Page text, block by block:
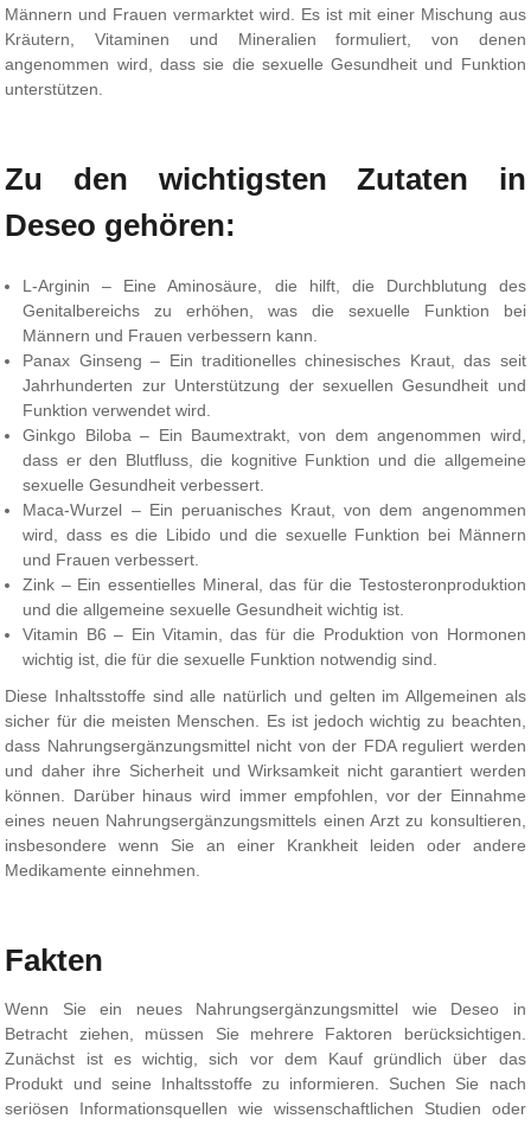
Männern und Frauen vermarktet wird. Es ist mit einer Mischung aus
Kräutern, Vitaminen und Mineralien formuliert, von denen
angenommen wird, dass sie die sexuelle Gesundheit und Funktion
unterstützen.
Zu den wichtigsten Zutaten in
Deseo gehören:
L-Arginin – Eine Aminosäure, die hilft, die Durchblutung des
Genitalbereichs zu erhöhen, was die sexuelle Funktion bei
Männern und Frauen verbessern kann.
Panax Ginseng – Ein traditionelles chinesisches Kraut, das seit
Jahrhunderten zur Unterstützung der sexuellen Gesundheit und
Funktion verwendet wird.
Ginkgo Biloba – Ein Baumextrakt, von dem angenommen wird,
dass er den Blutfluss, die kognitive Funktion und die allgemeine
sexuelle Gesundheit verbessert.
Maca-Wurzel – Ein peruanisches Kraut, von dem angenommen
wird, dass es die Libido und die sexuelle Funktion bei Männern
und Frauen verbessert.
Zink – Ein essentielles Mineral, das für die Testosteronproduktion
und die allgemeine sexuelle Gesundheit wichtig ist.
Vitamin B6 – Ein Vitamin, das für die Produktion von Hormonen
wichtig ist, die für die sexuelle Funktion notwendig sind.
Diese Inhaltsstoffe sind alle natürlich und gelten im Allgemeinen als
sicher für die meisten Menschen. Es ist jedoch wichtig zu beachten,
dass Nahrungsergänzungsmittel nicht von der FDA reguliert werden
und daher ihre Sicherheit und Wirksamkeit nicht garantiert werden
können. Darüber hinaus wird immer empfohlen, vor der Einnahme
eines neuen Nahrungsergänzungsmittels einen Arzt zu konsultieren,
insbesondere wenn Sie an einer Krankheit leiden oder andere
Medikamente einnehmen.
Fakten
Wenn Sie ein neues Nahrungsergänzungsmittel wie Deseo in
Betracht ziehen, müssen Sie mehrere Faktoren berücksichtigen.
Zunächst ist es wichtig, sich vor dem Kauf gründlich über das
Produkt und seine Inhaltsstoffe zu informieren. Suchen Sie nach
seriösen Informationsquellen wie wissenschaftlichen Studien oder